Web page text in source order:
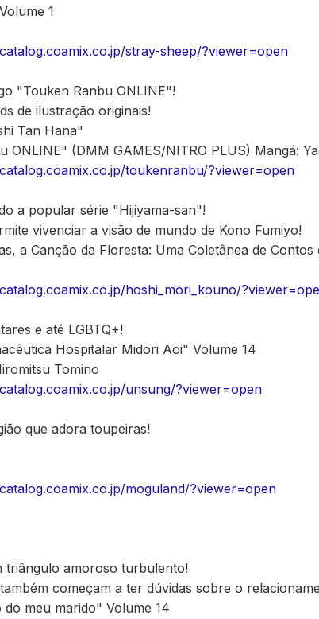
1
stray-sheep/?viewer=open
"Touken Ranbu ONLINE"!
de ilustração originais!
Tan Hana"
ONLINE" (DMM GAMES/NITRO PLUS) Mangá:
toukenranbu/?viewer=open
a popular série "Hijiyama-san"!
vivenciar a visão de mundo de Kono Fumiyo!
a Canção da Floresta: Uma Coletânea de Contos
hoshi_mori_kouno/
e até LGBTQ+!
Hospitalar Midori Aoi" Volume 14
Tomino
unsung/?viewer=open
que adora toupeiras!
moguland/?viewer=open
triângulo amoroso turbulento!
começam a ter dúvidas sobre o
meu marido" Volume 14